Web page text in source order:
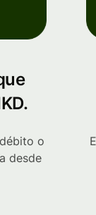
o
desde